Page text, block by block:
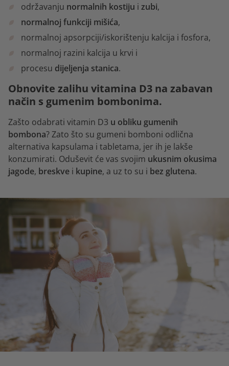
održavanju normalnih kostiju i zubi,
normalnoj funkciji mišića,
normalnoj apsorpciji/iskorištenju kalcija i fosfora,
normalnoj razini kalcija u krvi i
procesu dijeljenja stanica.
Obnovite zalihu vitamina D3 na zabavan
način s gumenim bombonima.
Zašto odabrati vitamin D3 u obliku gumenih
bombona? Zato što su gumeni bomboni odlična
alternativa kapsulama i tabletama, jer ih je lakše
konzumirati. Oduševit će vas svojim ukusnim okusima
jagode, breskve i kupine, a uz to su i bez glutena.